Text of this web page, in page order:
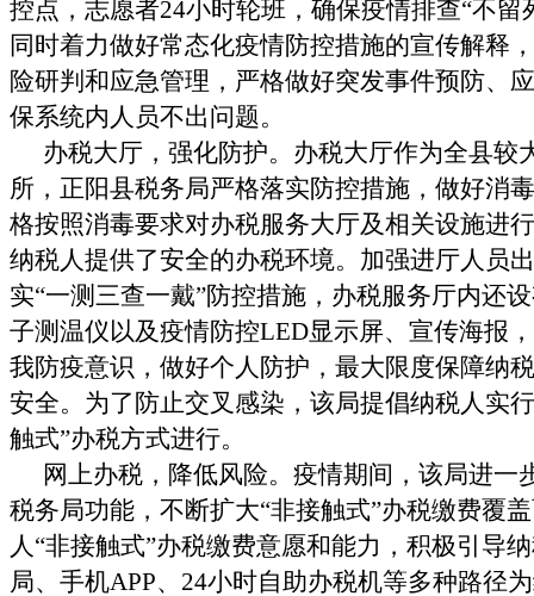
控点，志愿者24小时轮班，确保疫情排查“不留
同时着力做好常态化疫情防控措施的宣传解释
险研判和应急管理，严格做好突发事件预防、
保系统内人员不出问题。
办税大厅，强化防护。办税大厅作为全县较
所，正阳县税务局严格落实防控措施，做好消
格按照消毒要求对办税服务大厅及相关设施进行
纳税人提供了安全的办税环境。加强进厅人员
实“一测三查一戴”防控措施，办税服务厅内还
子测温仪以及疫情防控LED显示屏、宣传海报
我防疫意识，做好个人防护，最大限度保障纳
安全。为了防止交叉感染，该局提倡纳税人实
触式”办税方式进行。
网上办税，降低风险。疫情期间，该局进一
税务局功能，不断扩大“非接触式”办税缴费覆
人“非接触式”办税缴费意愿和能力，积极引导
局、手机APP、24小时自助办税机等多种路径